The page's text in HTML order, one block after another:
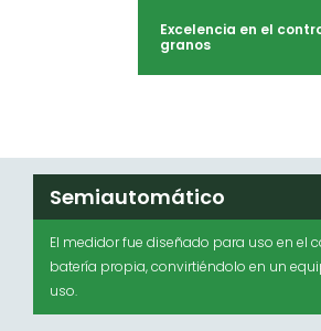
Excelencia en el
granos
Semiautomático
El medidor fue diseñado para uso en el
batería propia, convirtiéndolo en un
uso.